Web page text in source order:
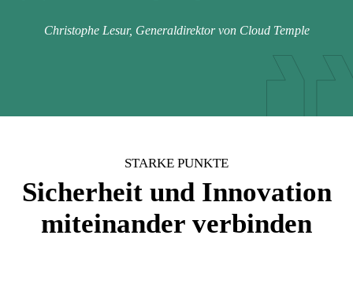
Christophe Lesur, Generaldirektor von Cloud Temple
STARKE PUNKTE
Sicherheit und Innovation
miteinander verbinden